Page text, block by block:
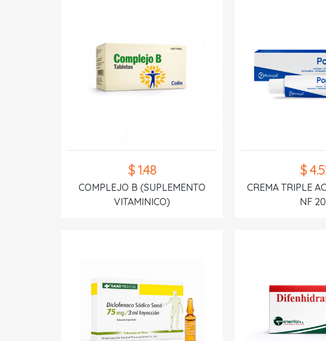
$ 1.48
COMPLEJO B (SUPLEMENTO
VITAMINICO)
$
CREMA TRIPLE
NF